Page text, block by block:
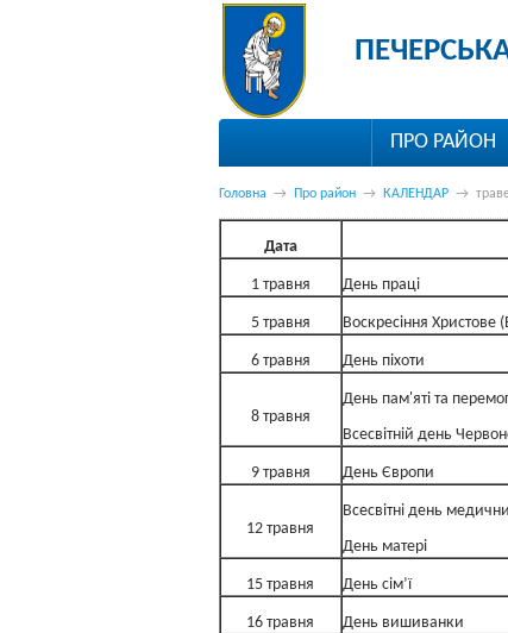
ПРО РАЙОН
Головна → Про район→ КАЛЕНДАР→
Дата
1 травня День праці
5 травня Воскресіння Христове
6 травня День піхоти
8 травня
День пам'яті та
Всесвітній день
9 травня День Європи
12 травня
Всесвітні день
День матері
15 травня День сім’ї
16 травня День вишиванки